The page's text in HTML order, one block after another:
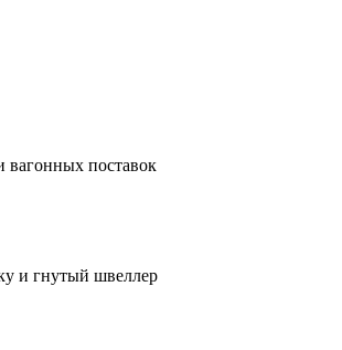
вагонных поставок
и гнутый швеллер